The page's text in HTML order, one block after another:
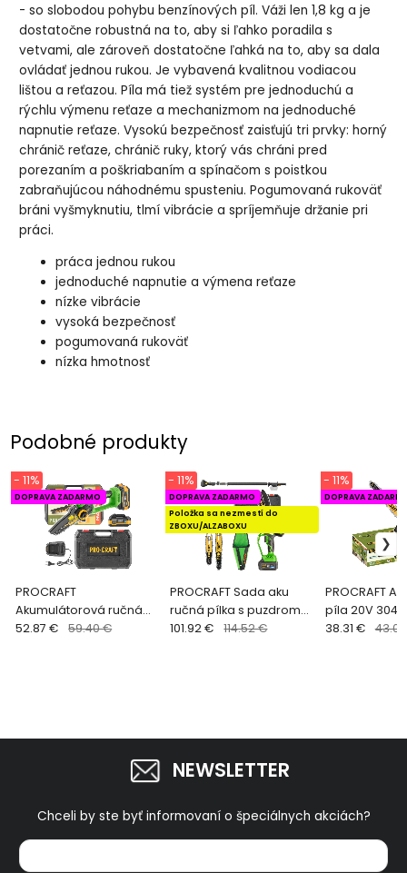
- so slobodou pohybu benzínových píl. Váži len 1,8 kg a je
dostatočne robustná na to, aby si ľahko poradila s
vetvami, ale zároveň dostatočne ľahká na to, aby sa dala
ovládať jednou rukou. Je vybavená kvalitnou vodiacou
lištou a reťazou. Píla má tiež systém pre jednoduchú a
rýchlu výmenu reťaze a mechanizmom na jednoduché
napnutie reťaze. Vysokú bezpečnosť zaisťujú tri prvky: horný
chránič reťaze, chránič ruky, ktorý vás chráni pred
porezaním a poškriabaním a spínačom s poistkou
zabraňujúcou náhodnému spusteniu. Pogumovaná rukoväť
bráni vyšmyknutiu, tlmí vibrácie a spríjemňuje držanie pri
práci.
práca jednou rukou
jednoduché napnutie a výmena reťaze
nízke vibrácie
vysoká bezpečnosť
pogumovaná rukoväť
nízka hmotnosť
Podobné produkty
PROCRAFT
Akumulátorová ručná
píla 20V 152mm PKA35
DOPRAVA ZADARMO
- 11%
52.87 € 59.40 €
PROCRAFT Sada aku
ručná pílka s puzdrom
Procraft PKA32Li-P a
DOPRAVA ZADARMO
Položka sa nezmestí do
ZBOXU/ALZABOXU
- 11%
101.92 € 114.52 €
PROCRAFT
píla 20V
akumulátora
DOPRAVA
- 11%
38.31 €
NEWSLETTER
Chceli by ste byť informovaní o špeciálnych akciách?